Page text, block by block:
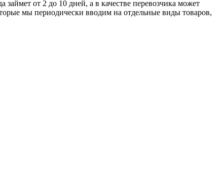
от 2 до 10 дней, а в качестве перевозчика может
мы периодически вводим на отдельные виды товаров,